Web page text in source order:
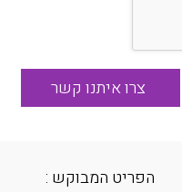
הפריט המבוקש :